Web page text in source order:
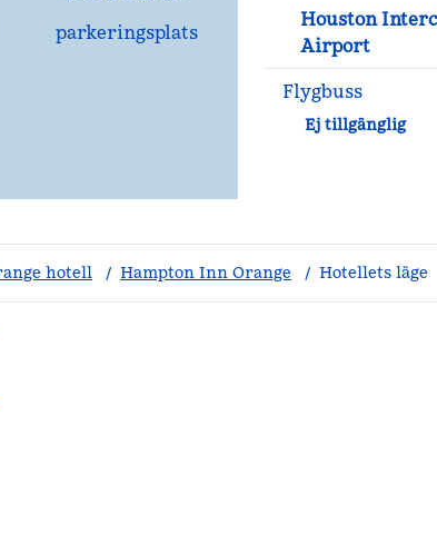
parkeringsplats
Houston
Airport
Flygbuss
Ej tillgänglig
hotell / Hampton Inn Orange / Hotellets läge